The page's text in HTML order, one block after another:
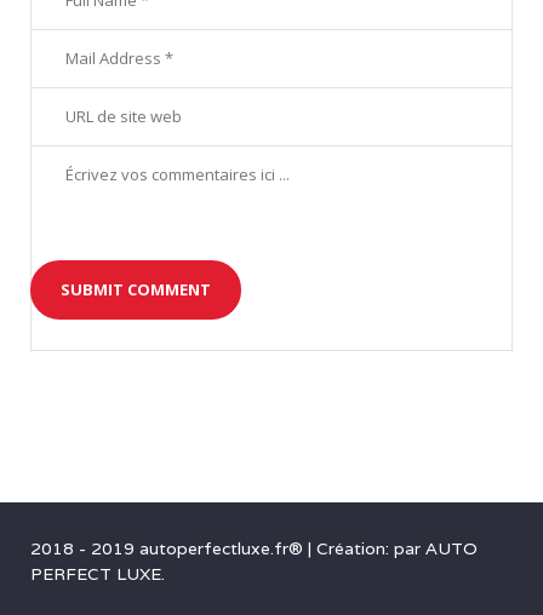
2018 - 2019 autoperfectluxe.fr® | Création: par AUTO
PERFECT LUXE